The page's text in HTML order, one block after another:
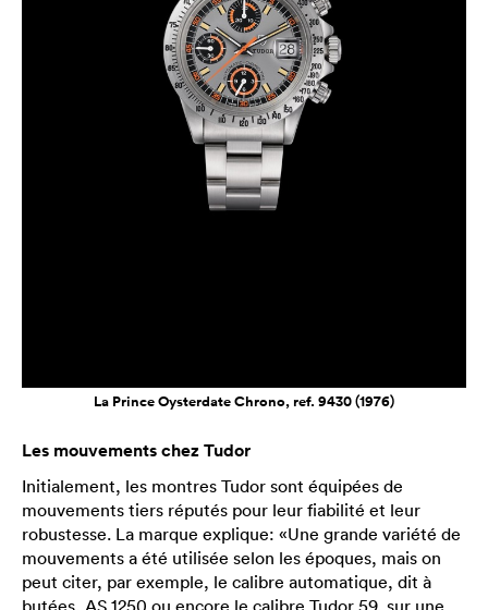
La Prince Oysterdate Chrono, ref. 9430 (1976)
Les mouvements chez Tudor
Initialement, les montres Tudor sont équipées de
mouvements tiers réputés pour leur fiabilité et leur
robustesse. La marque explique: «Une grande variété de
mouvements a été utilisée selon les époques, mais on
peut citer, par exemple, le calibre automatique, dit à
butées, AS 1250 ou encore le calibre Tudor 59, sur une